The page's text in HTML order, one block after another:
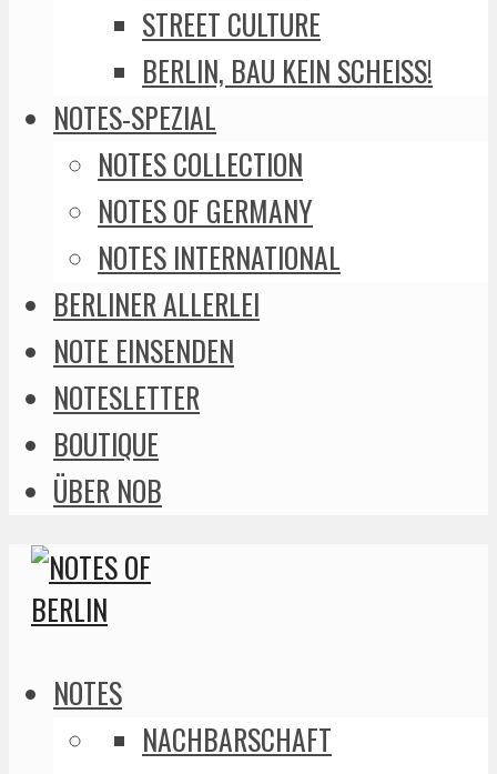
STREET CULTURE
BERLIN, BAU KEIN SCHEISS!
NOTES-SPEZIAL
NOTES COLLECTION
NOTES OF GERMANY
NOTES INTERNATIONAL
BERLINER ALLERLEI
NOTE EINSENDEN
NOTESLETTER
BOUTIQUE
ÜBER NOB
NOTES
NACHBARSCHAFT